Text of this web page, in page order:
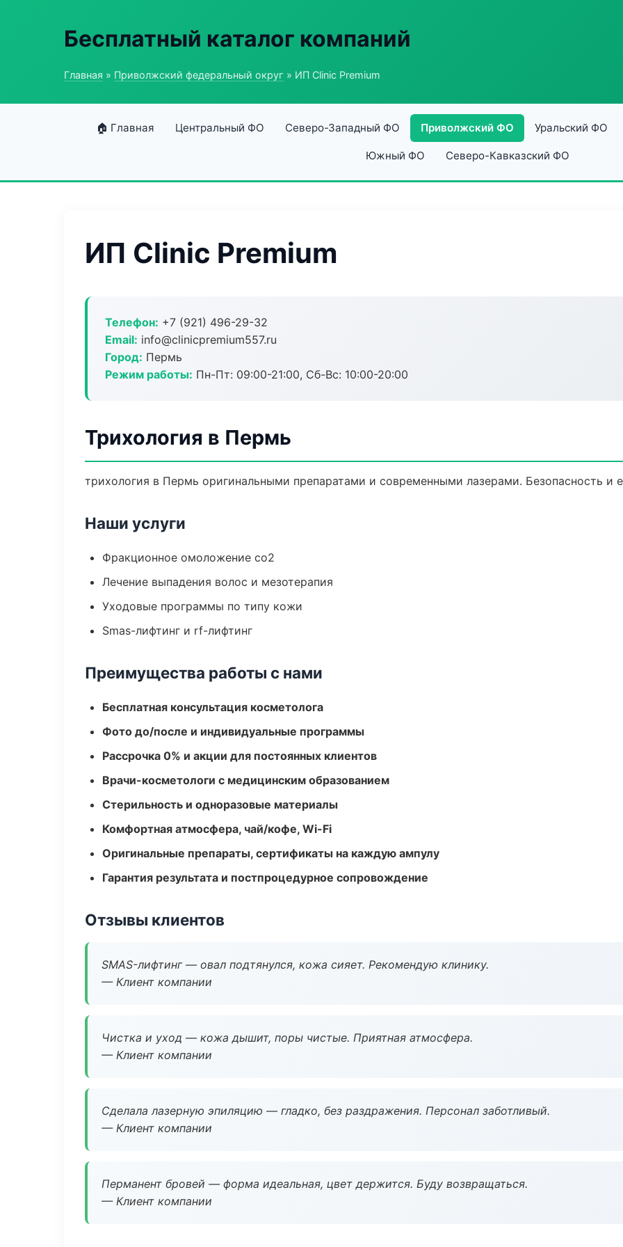
Бесплатный каталог компаний
Главная » Приволжский федеральный округ » ИП Clinic Premium
🏠 Главная Центральный ФО Северо-Западный ФО Приволжский ФО Уральский ФО
Южный ФО Северо-Кавказский ФО
ИП Clinic Premium
Телефон: +7 (921) 496-29-32
Email: info@clinicpremium557.ru
Город: Пермь
Режим работы: Пн-Пт: 09:00-21:00, Сб-Вс: 10:00-20:00
Трихология в Пермь
трихология в Пермь оригинальными препаратами и современными лазерами. Безопасность и
Наши услуги
Фракционное омоложение co2
Лечение выпадения волос и мезотерапия
Уходовые программы по типу кожи
Smas-лифтинг и rf-лифтинг
Преимущества работы с нами
Бесплатная консультация косметолога
Фото до/после и индивидуальные программы
Рассрочка 0% и акции для постоянных клиентов
Врачи-косметологи с медицинским образованием
Стерильность и одноразовые материалы
Комфортная атмосфера, чай/кофе, Wi-Fi
Оригинальные препараты, сертификаты на каждую ампулу
Гарантия результата и постпроцедурное сопровождение
Отзывы клиентов
SMAS-лифтинг — овал подтянулся, кожа сияет. Рекомендую клинику.
— Клиент компании
Чистка и уход — кожа дышит, поры чистые. Приятная атмосфера.
— Клиент компании
Сделала лазерную эпиляцию — гладко, без раздражения. Персонал заботливый.
— Клиент компании
Перманент бровей — форма идеальная, цвет держится. Буду возвращаться.
— Клиент компании